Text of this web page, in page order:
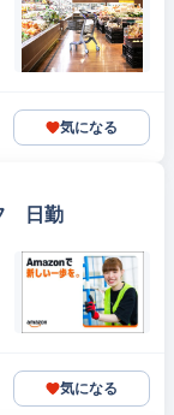
気になる
日勤
気になる